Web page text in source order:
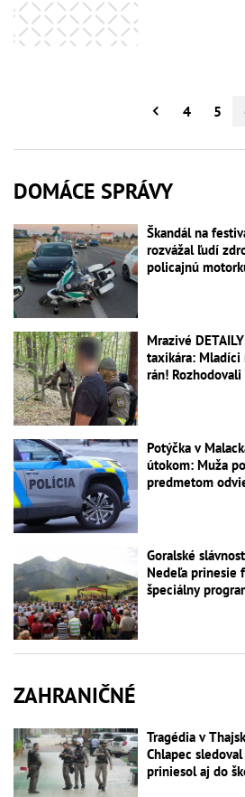
4 5
DOMÁCE SPRÁVY
Škandál na
rozvážal ľudí
policajnú
Mrazivé
taxikára:
rán!
Potýčka v
útokom: Muža
predmetom
Goralské
Nedeľa prinesie
špeciálny
ZAHRANIČNÉ
Tragédia v
Chlapec
priniesol aj do